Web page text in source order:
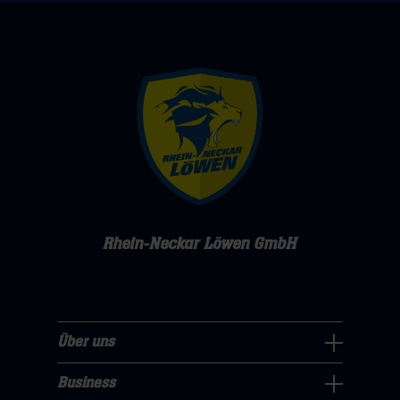
Rhein-Neckar Löwen GmbH
uns
Über uns
Business